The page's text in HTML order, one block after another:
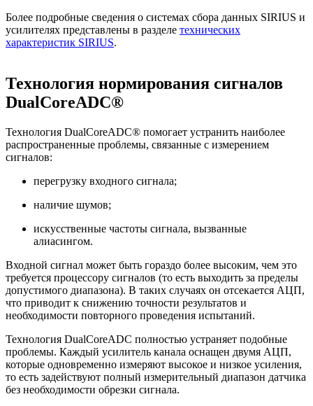
Более подробные сведения о системах сбора данных SIRIUS и
усилителях представлены в разделе технических
характеристик SIRIUS.
Технология нормирования сигналов
DualCoreADC®
Технология DualCoreADC® помогает устранить наиболее
распространенные проблемы, связанные с измерением
сигналов:
перегрузку входного сигнала;
наличие шумов;
искусственные частоты сигнала, вызванные
алиасингом.
Входной сигнал может быть гораздо более высоким, чем это
требуется процессору сигналов (то есть выходить за пределы
допустимого диапазона). В таких случаях он отсекается АЦП,
что приводит к снижению точности результатов и
необходимости повторного проведения испытаний.
Технология DualCoreADC полностью устраняет подобные
проблемы. Каждый усилитель канала оснащен двумя АЦП,
которые одновременно измеряют высокое и низкое усиления,
то есть задействуют полный измерительный диапазон датчика
без необходимости обрезки сигнала.